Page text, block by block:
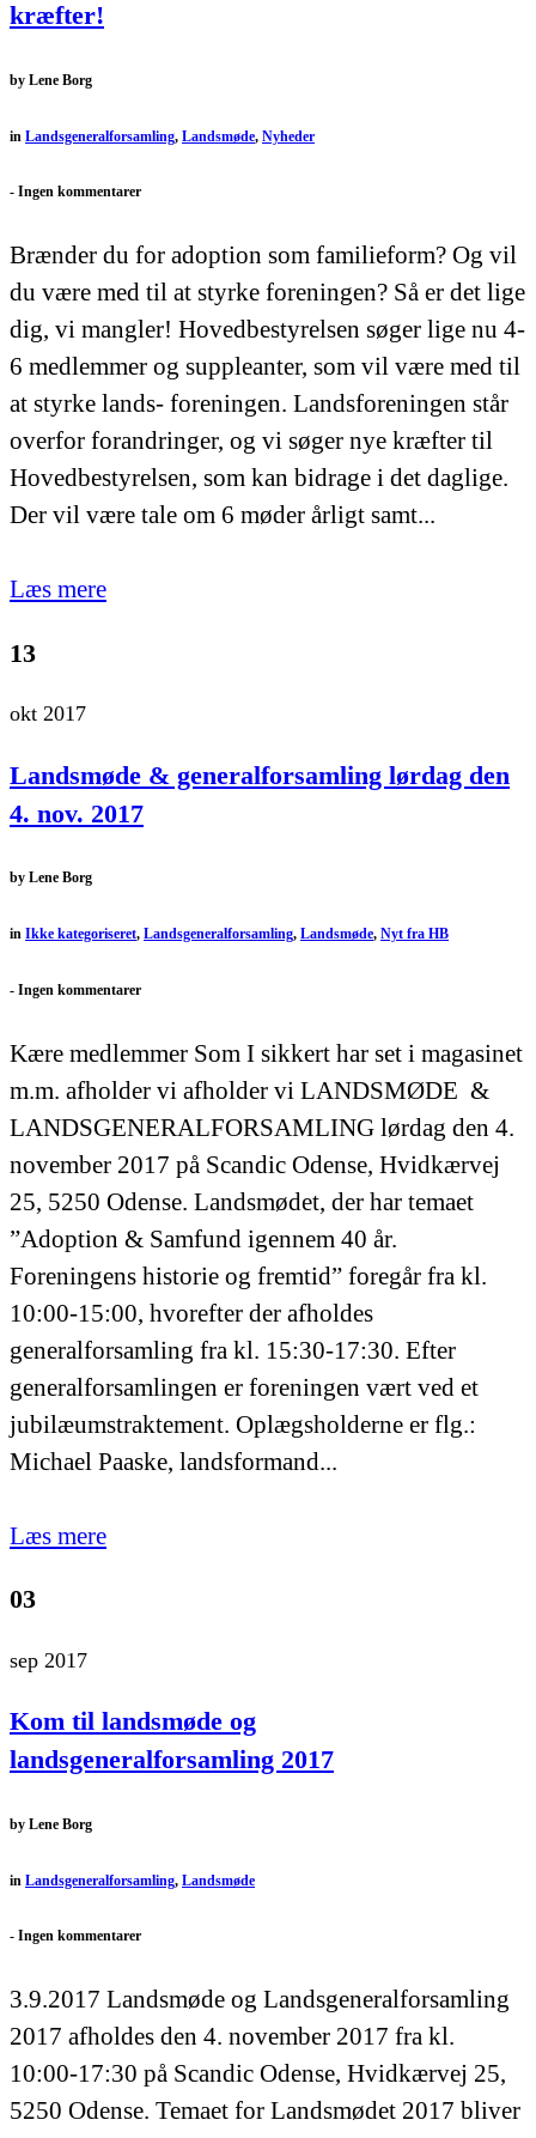
kræfter!
by Lene Borg
in Landsgeneralforsamling, Landsmøde, Nyheder
- Ingen kommentarer
Brænder du for adoption som familieform? Og vil
du være med til at styrke foreningen? Så er det lige
dig, vi mangler! Hovedbestyrelsen søger lige nu 4-
6 medlemmer og suppleanter, som vil være med til
at styrke lands- foreningen. Landsforeningen står
overfor forandringer, og vi søger nye kræfter til
Hovedbestyrelsen, som kan bidrage i det daglige.
Der vil være tale om 6 møder årligt samt...
Læs mere
13
okt 2017
Landsmøde & generalforsamling lørdag den
4. nov. 2017
by Lene Borg
in Ikke kategoriseret, Landsgeneralforsamling, Landsmøde, Nyt fra HB
- Ingen kommentarer
Kære medlemmer Som I sikkert har set i magasinet
m.m. afholder vi afholder vi LANDSMØDE &
LANDSGENERALFORSAMLING lørdag den 4.
november 2017 på Scandic Odense, Hvidkærvej
25, 5250 Odense. Landsmødet, der har temaet
”Adoption & Samfund igennem 40 år.
Foreningens historie og fremtid” foregår fra kl.
10:00-15:00, hvorefter der afholdes
generalforsamling fra kl. 15:30-17:30. Efter
generalforsamlingen er foreningen vært ved et
jubilæumstraktement. Oplægsholderne er flg.:
Michael Paaske, landsformand...
Læs mere
03
sep 2017
Kom til landsmøde og
landsgeneralforsamling 2017
by Lene Borg
in Landsgeneralforsamling, Landsmøde
- Ingen kommentarer
3.9.2017 Landsmøde og Landsgeneralforsamling
2017 afholdes den 4. november 2017 fra kl.
10:00-17:30 på Scandic Odense, Hvidkærvej 25,
5250 Odense. Temaet for Landsmødet 2017 bliver